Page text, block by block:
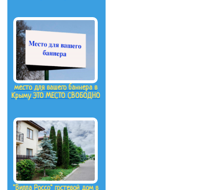
место для вашего баннера в
Крыму ЭТО МЕСТО СВОБОДНО
"Вилла Россо" гостевой дом в